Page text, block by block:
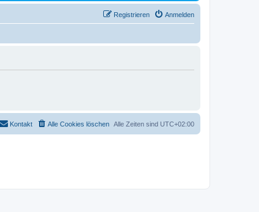
Anmelden
Registrieren
Alle Zeiten sind UTC+02:00
Alle Cookies löschen
Kontakt